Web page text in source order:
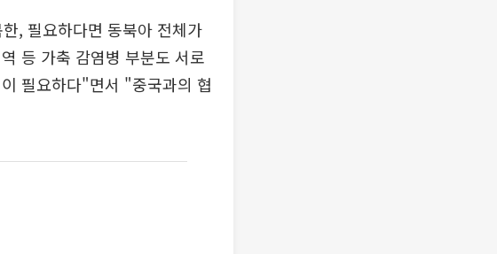
, 필요하다면 동북아 전체가
등 가축 감염병 부분도 서로
필요하다"면서 "중국과의 협